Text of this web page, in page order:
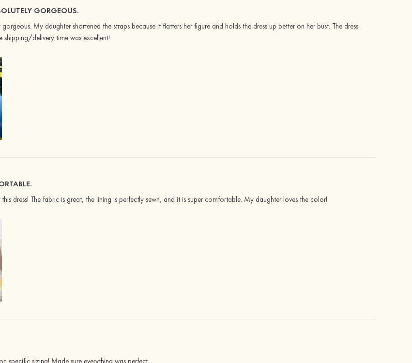
GORGEOUS.
gorgeous. My daughter shortened the straps because it flatters her figure and holds the dress up better on her bust. The dress
shipping/delivery time was excellent!
dress! The fabric is great, the lining is perfectly sewn, and it is super comfortable. My daughter loves the color!
specific sizing! Made sure everything was perfect.